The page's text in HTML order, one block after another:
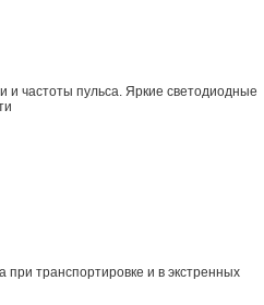
и частоты пульса. Яркие светодиодные
транспортировке и в экстренных